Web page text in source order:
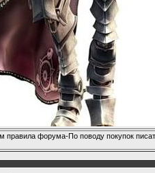
правила форума-По поводу покупок